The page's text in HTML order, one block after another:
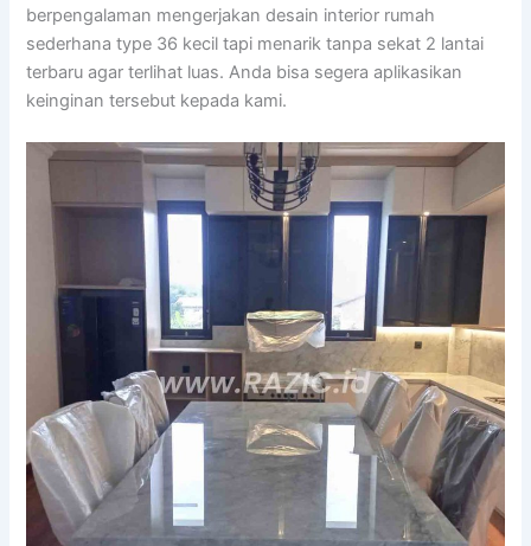
berpengalaman mengerjakan desain interior rumah
sederhana type 36 kecil tapi menarik tanpa sekat 2 lantai
terbaru agar terlihat luas. Anda bisa segera aplikasikan
keinginan tersebut kepada kami.